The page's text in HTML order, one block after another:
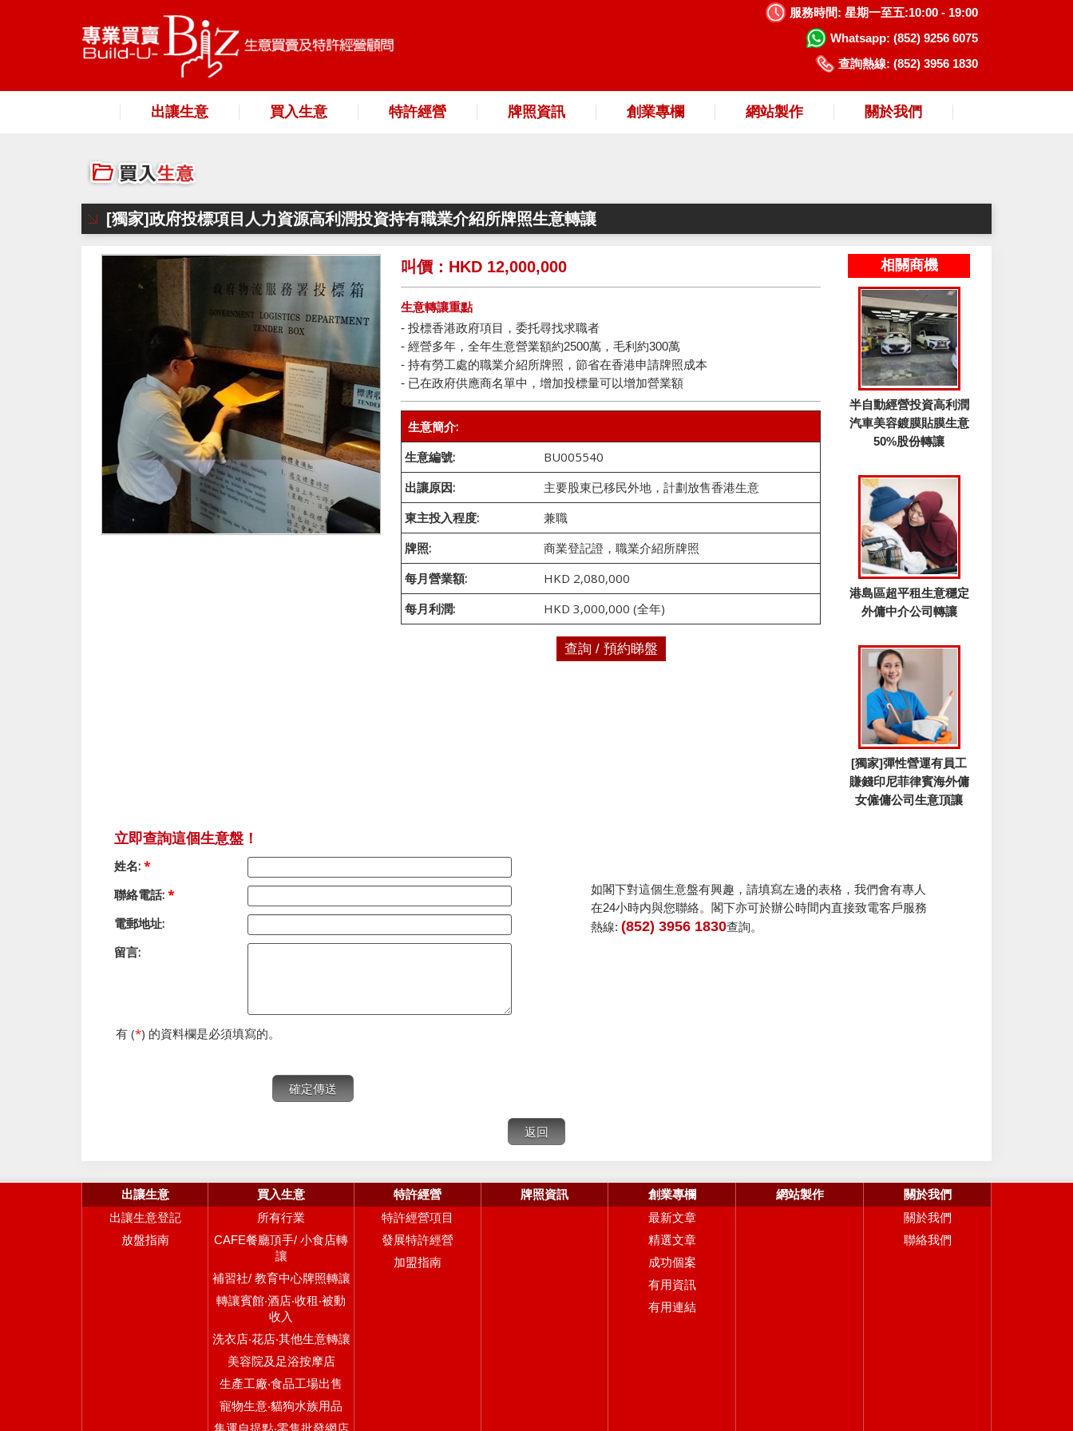
服務時間: 星期一至五:10:00 - 19:00
Whatsapp: (852) 9256 6075
查詢熱線: (852) 3956 1830
出讓生意 買入生意 特許經營 牌照資訊 創業專欄 網站製作 關於我們
[獨家]政府投標項目人力資源高利潤投資持有職業介紹所牌照生意轉讓
叫價：HKD 12,000,000
生意轉讓重點
- 投標香港政府項目，委托尋找求職者
- 經營多年，全年生意營業額約2500萬，毛利約300萬
- 持有勞工處的職業介紹所牌照，節省在香港申請牌照成本
- 已在政府供應商名單中，增加投標量可以增加營業額
生意簡介:
生意編號:
BU005540
出讓原因:
主要股東已移民外地，計劃放售香港生意
東主投入程度:
兼職
牌照:
商業登記證，職業介紹所牌照
每月營業額:
HKD 2,080,000
每月利潤:
HKD 3,000,000 (全年)
查詢 / 預約睇盤
相關商機
半自動經營投資高利潤
汽車美容鍍膜貼膜生意
50%股份轉讓
港島區超平租生意穩定
外傭中介公司轉讓
[獨家]彈性營運有員工
賺錢印尼菲律賓海外傭
女僱傭公司生意頂讓
立即查詢這個生意盤！
姓名: *
聯絡電話: *
電郵地址:
留言:
有 (*) 的資料欄是必須填寫的。
如閣下對這個生意盤有興趣，請填寫左邊的表格，我們會有專人
在24小時内與您聯絡。閣下亦可於辦公時間内直接致電客戶服務
熱線: (852) 3956 1830查詢。
出讓生意
出讓生意登記
放盤指南
買入生意
所有行業
CAFE餐廳頂手/ 小食店轉
讓
補習社/ 教育中心牌照轉讓
轉讓賓館‧酒店‧收租‧被動
收入
洗衣店‧花店‧其他生意轉讓
美容院及足浴按摩店
生產工廠‧食品工場出售
寵物生意‧貓狗水族用品
集運自提點‧零售批發網店
特許經營
特許經營項目
發展特許經營
加盟指南
牌照資訊
創業專欄
最新文章
精選文章
成功個案
有用資訊
有用連結
網站製作
關於我們
關於我們
聯絡我們